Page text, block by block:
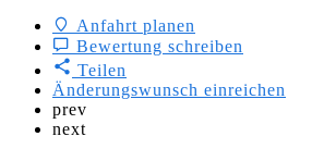
Anfahrt planen
Bewertung schreiben
Teilen
Änderungswunsch einreichen
prev
next